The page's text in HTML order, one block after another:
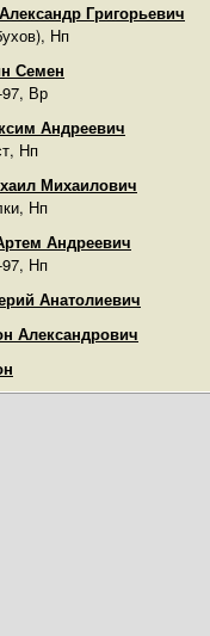
Григорьевич
Нп
Семен
Вр
Андреевич
Нп
Михаилович
Нп
Андреевич
Нп
Анатолиевич
Александрович